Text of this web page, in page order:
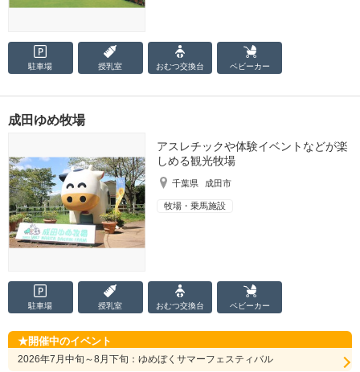
駐車場 授乳室 おむつ交換台 ベビーカー
成田ゆめ牧場
アスレチックや体験イベントなどが楽
しめる観光牧場
千葉県 成田市
牧場・乗馬施設
駐車場 授乳室 おむつ交換台 ベビーカー
開催中のイベント
2026年7月中旬～8月下旬：ゆめぼくサマーフェスティバル